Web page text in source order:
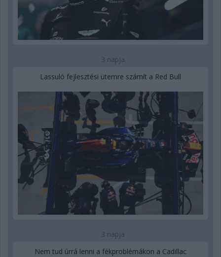
3 napja
Lassuló fejlesztési ütemre számít a Red Bull
3 napja
Nem tud úrrá lenni a fékproblémákon a Cadillac